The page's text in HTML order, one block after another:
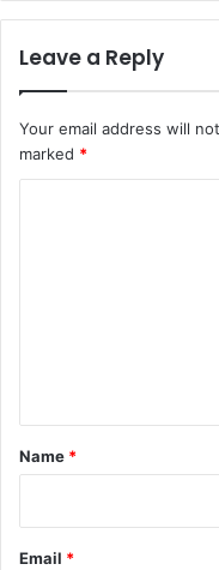
Leave a Reply
Your email address will
marked *
*
Name *
Email *